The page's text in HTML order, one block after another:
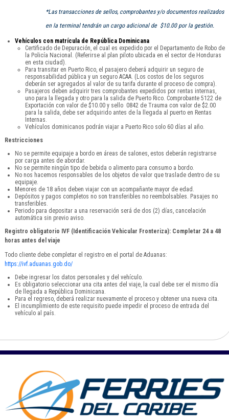
*Las transacciones de sellos, comprobantes y/o documentos realizados
en la terminal tendrán un cargo adicional de $10.00 por la gestión.
Vehículos con matrícula de República Dominicana
Certificado de Depuración, el cual es expedido por el Departamento de Robo de
la Policía Nacional. (Referirse al plan piloto ubicada en el sector de Honduras
en esta ciudad).
Para transitar en Puerto Rico, el pasajero deberá adquirir un seguro de
responsabilidad pública y un seguro ACAA. (Los costos de los seguros
deberán ser agregados al valor de su tarifa durante el proceso de compra).
Pasajeros deben adquirir tres comprobantes expedidos por rentas internas,
uno para la llegada y otro para la salida de Puerto Rico. Comprobante 5122 de
Exportación con valor de $10.00 y sello 0842 de Trauma con valor de $2.00
para la salida, debe ser adquirido antes de la llegada al puerto en Rentas
Internas.
Vehículos dominicanos podrán viajar a Puerto Rico solo 60 días al año.
Restricciones
No se permite equipaje a bordo en áreas de salones, estos deberán registrarse
por carga antes de abordar.
No se permite ningún tipo de bebida o alimento para consumo a bordo.
No nos hacemos responsables de los objetos de valor que traslade dentro de su
equipaje.
Menores de 18 años deben viajar con un acompañante mayor de edad.
Depósitos y pagos completos no son transferibles no reembolsables. Pasajes no
transferibles.
Periodo para depositar a una reservación será de dos (2) días, cancelación
automática sin previo aviso.
Registro obligatorio IVF (Identificación Vehicular Fronteriza): Completar 24 a 48
horas antes del viaje
Todo cliente debe completar el registro en el portal de Aduanas:
https://ivf.aduanas.gob.do/
Debe ingresar los datos personales y del vehículo.
Es obligatorio seleccionar una cita antes del viaje, la cual debe ser el mismo día
de llegada a República Dominicana.
Para el regreso, deberá realizar nuevamente el proceso y obtener una nueva cita.
El incumplimiento de este requisito puede impedir el proceso de entrada del
vehículo al país.